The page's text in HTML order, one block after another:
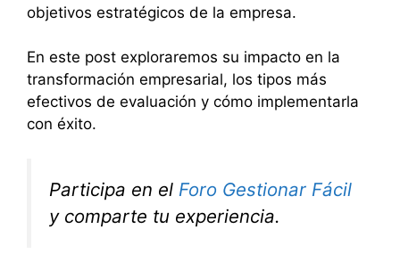
objetivos estratégicos de la empresa.
En este post exploraremos su impacto en la
transformación empresarial, los tipos más
efectivos de evaluación y cómo implementarla
con éxito.
Participa en el Foro Gestionar Fácil
y comparte tu experiencia.